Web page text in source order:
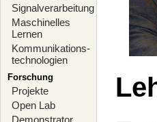
Signalverarbeitung
Maschinelles
Lernen
Kommunikations-
technologien
Forschung
Projekte
Open Lab
Demonstrator